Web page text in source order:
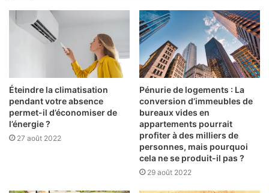
Éteindre la climatisation
pendant votre absence
permet-il d’économiser de
l’énergie ?
27 août 2022
Pénurie de logements : La
conversion d’immeubles de
bureaux vides en
appartements pourrait
profiter à des milliers de
personnes, mais pourquoi
cela ne se produit-il pas ?
29 août 2022